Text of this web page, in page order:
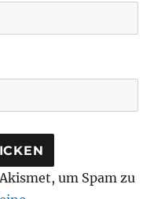
um Spam zu